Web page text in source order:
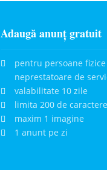
Adaugă anunț gratuit
pentru persoane fizice
neprestatoare de
valabilitate 10 zile
limita 200 de caractere
maxim 1 imagine
1 anunt pe zi